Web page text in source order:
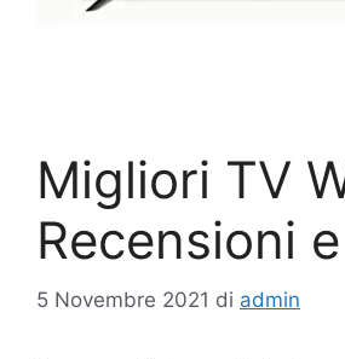
Migliori TV
Recensioni
5 Novembre 2021 di admin